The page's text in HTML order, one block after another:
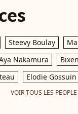
Steevy Boulay
Nakamura
Elodie Gossuin
VOIR TOUS LES PEOPLE